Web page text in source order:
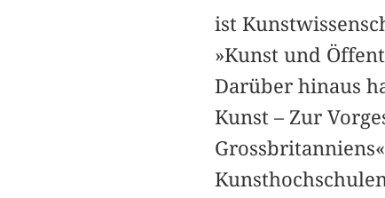
ist
»Kunst und
Darüber hinaus
Kunst – Zur